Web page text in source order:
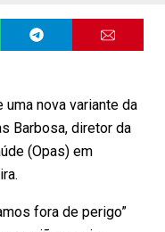
uma nova variante da
Barbosa, diretor da
(Opas) em
fora de perigo”